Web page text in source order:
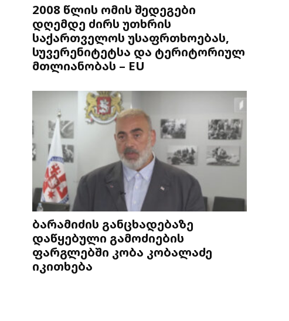
2008 წლის ომის შედეგები
დღემდე ძირს უთხრის
საქართველოს უსაფრთხოებას,
სუვერენიტეტსა და ტერიტორიულ
მთლიანობას – EU
ბარამიძის განცხადებაზე
დაწყებული გამოძიების
ფარგლებში კობა კობალაძე
იკითხება